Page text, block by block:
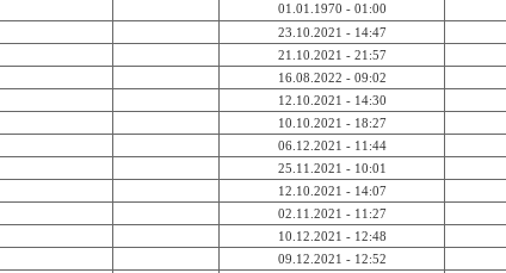
01.01.1970 - 01:00
23.10.2021 - 14:47
21.10.2021 - 21:57
16.08.2022 - 09:02
12.10.2021 - 14:30
10.10.2021 - 18:27
06.12.2021 - 11:44
25.11.2021 - 10:01
12.10.2021 - 14:07
02.11.2021 - 11:27
10.12.2021 - 12:48
09.12.2021 - 12:52